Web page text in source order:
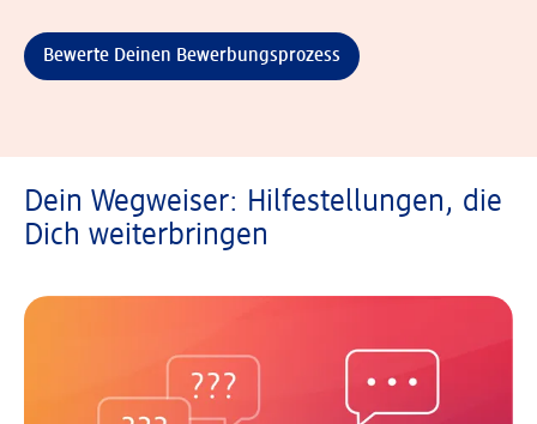
Bewerte Deinen Bewerbungsprozess
Dein Wegweiser: Hilfestellungen, die
Dich weiterbringen